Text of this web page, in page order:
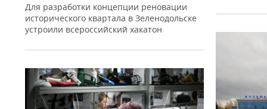
Для разработки концепции реновации
исторического квартала в Зеленодольске
устроили всероссийский хакатон